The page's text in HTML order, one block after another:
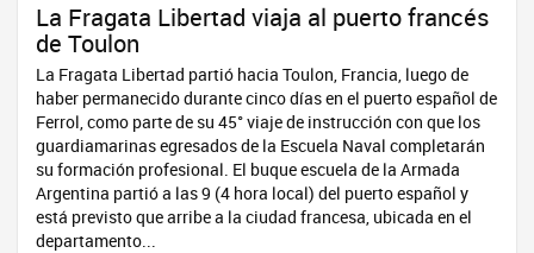
La Fragata Libertad viaja al puerto francés
de Toulon
La Fragata Libertad partió hacia Toulon, Francia, luego de
haber permanecido durante cinco días en el puerto español de
Ferrol, como parte de su 45° viaje de instrucción con que los
guardiamarinas egresados de la Escuela Naval completarán
su formación profesional. El buque escuela de la Armada
Argentina partió a las 9 (4 hora local) del puerto español y
está previsto que arribe a la ciudad francesa, ubicada en el
departamento...